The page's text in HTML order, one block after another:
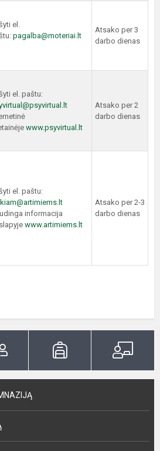
el.
pagalba@moteriai.lt
Atsako per 3
darbo dienas
el. paštu:
www.psyvirtual.lt
Atsako per 2
darbo dienas
el. paštu:
informacija
www.artimiems.lt
Atsako per 2-3
darbo dienas